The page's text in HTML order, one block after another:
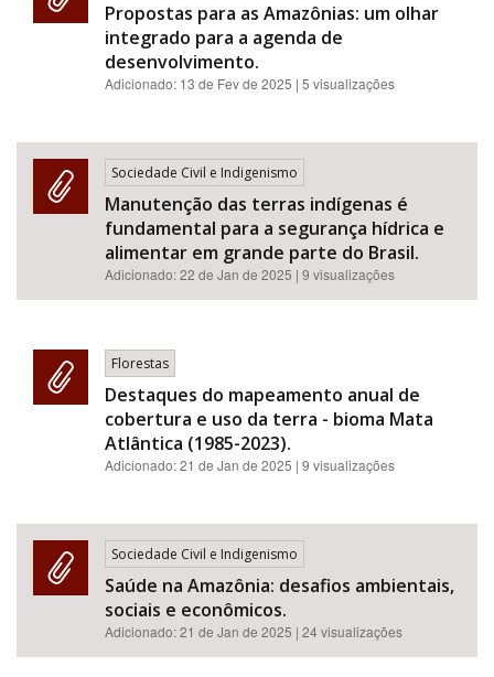
Propostas para as Amazônias: um olhar
integrado para a agenda de
desenvolvimento.
Adicionado: 13 de Fev de 2025 | 5 visualizações
Sociedade Civil e Indigenismo
Manutenção das terras indígenas é
fundamental para a segurança hídrica e
alimentar em grande parte do Brasil.
Adicionado:22 de Jan de 2025 | 9 visualizações
Florestas
Destaques do mapeamento anual de
cobertura e uso da terra - bioma Mata
Atlântica (1985-2023).
Adicionado:21 de Jan de 2025 | 9 visualizações
Sociedade Civil e Indigenismo
Saúde na Amazônia: desafios ambientais,
sociais e econômicos.
Adicionado:21 de Jan de 2025 | 24 visualizações